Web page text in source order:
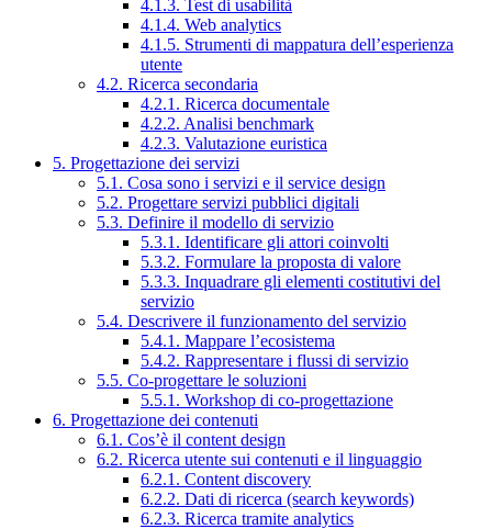
4.1.3. Test di usabilità
4.1.4. Web analytics
4.1.5. Strumenti di mappatura dell’esperienza
utente
4.2. Ricerca secondaria
4.2.1. Ricerca documentale
4.2.2. Analisi benchmark
4.2.3. Valutazione euristica
5. Progettazione dei servizi
5.1. Cosa sono i servizi e il service design
5.2. Progettare servizi pubblici digitali
5.3. Definire il modello di servizio
5.3.1. Identificare gli attori coinvolti
5.3.2. Formulare la proposta di valore
5.3.3. Inquadrare gli elementi costitutivi del
servizio
5.4. Descrivere il funzionamento del servizio
5.4.1. Mappare l’ecosistema
5.4.2. Rappresentare i flussi di servizio
5.5. Co-progettare le soluzioni
5.5.1. Workshop di co-progettazione
6. Progettazione dei contenuti
6.1. Cos’è il content design
6.2. Ricerca utente sui contenuti e il linguaggio
6.2.1. Content discovery
6.2.2. Dati di ricerca (search keywords)
6.2.3. Ricerca tramite analytics